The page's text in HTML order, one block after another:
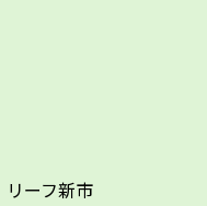
ーフ新市